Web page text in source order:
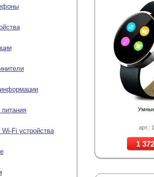
питания
Fi устройства
Защищенность
Операционная
Дополнительные
В наличии широкий
включают в себя
арт.:
1